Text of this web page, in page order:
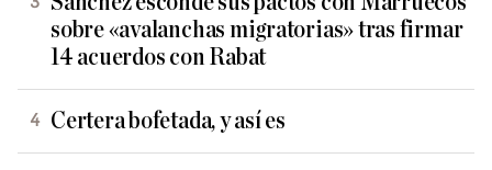
sobre «avalanchas migratorias» tras firmar
14 acuerdos con Rabat
Certera bofetada, y así es